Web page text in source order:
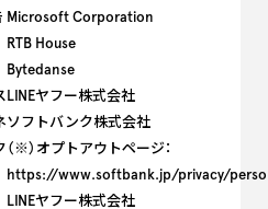
Microsoft Corporation
RTB House
Bytedanse
LINEヤフー株式会社
ソフトバンク株式会社
（※）オプトアウトページ：
https://www.softbank.jp/privacy/
LINEヤフー株式会社